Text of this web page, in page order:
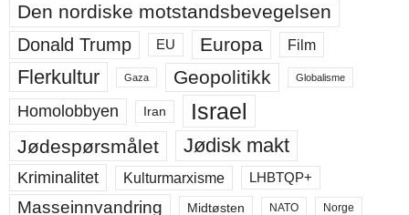
Den nordiske motstandsbevegelsen
Donald Trump EU Europa Film
Flerkultur Gaza Geopolitikk Globalisme
Homolobbyen Iran Israel
Jødespørsmålet Jødisk makt
Kriminalitet Kulturmarxisme LHBTQP+
Masseinnvandring Midtøsten NATO Norge